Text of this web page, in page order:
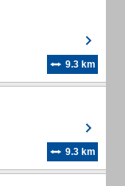
9.3 km
9.3 km